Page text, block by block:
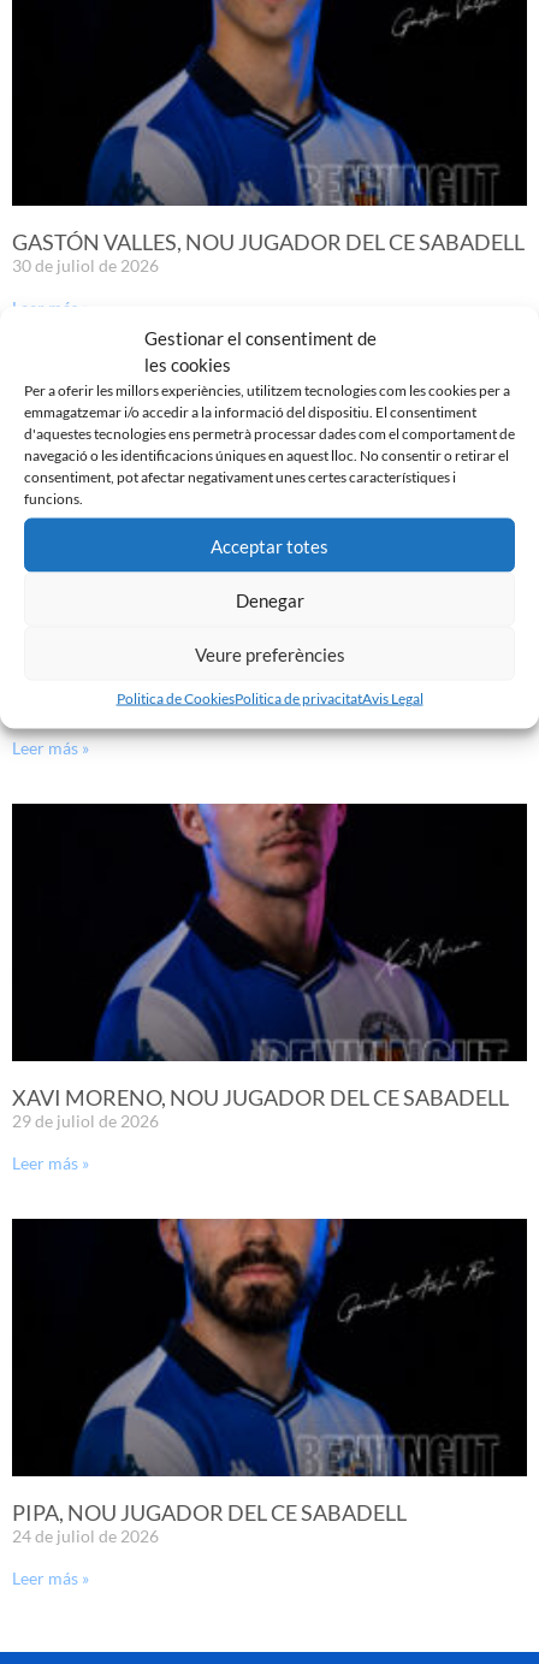
Gestionar el consentiment de
les cookies
Per a oferir les millors experiències, utilitzem tecnologies com les cookies per a
emmagatzemar i/o accedir a la informació del dispositiu. El consentiment
d'aquestes tecnologies ens permetrà processar dades com el comportament de
navegació o les identificacions úniques en aquest lloc. No consentir o retirar el
consentiment, pot afectar negativament unes certes característiques i
funcions.
Acceptar totes
Denegar
Veure preferències
Politica de CookiesPolitica de privacitatAvis Legal
GASTÓN VALLES, NOU JUGADOR DEL CE SABADELL
30 de juliol de 2026
Leer más »
JA DISPONIBLE LA PRIMERA EQUIPACIÓ DE LA
29 de juliol de 2026
Leer más »
XAVI MORENO, NOU JUGADOR DEL CE SABADELL
29 de juliol de 2026
Leer más »
PIPA, NOU JUGADOR DEL CE SABADELL
24 de juliol de 2026
Leer más »